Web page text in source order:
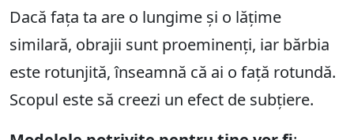
Dacă fața ta are o lungime și o lățime
similară, obrajii sunt proeminenți, iar bărbia
este rotunjită, înseamnă că ai o față rotundă.
Scopul este să creezi un efect de subțiere.